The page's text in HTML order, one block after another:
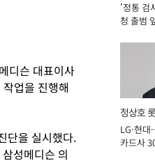
디슨 대표이사
업을 진행해
단을 실시했다.
성메디슨 의
서관
'정통 검
청 출범
정상호
장
LG·현대
카드사